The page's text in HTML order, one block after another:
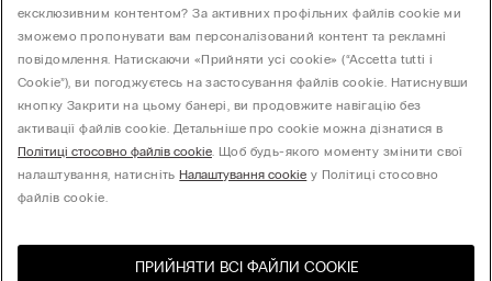
Виберіть розмір
Юридична інформація
КОМПАНІЯ
Товариство з обмеженою відповідальністю "МНС ІНВЕСТМЕНТ" - 01014, місто Київ,
ексклюзивним контентом? За активних профільних файлів cookie ми
зможемо пропонувати вам персоналізований контент та рекламні
повідомлення. Натискаючи «Прийняти усі cookie» (“Accetta tutti i
Cookie”), ви погоджуєтесь на застосування файлів cookie. Натиснувши
кнопку Закрити на цьому банері, ви продовжите навігацію без
активації файлів cookie. Детальніше про cookie можна дізнатися в
Політиці стосовно файлів cookie. Щоб будь-якого моменту змінити свої
налаштування, натиснітьНалаштування cookie у Політиці стосовно
файлів cookie.
ПРИЙНЯТИ ВСІ ФАЙЛИ СOOKIE